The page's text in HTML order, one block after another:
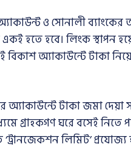
ও সোনালী
হতে হবে। লিংক স্থাপন
বিকাশ অ্যাকাউন্টে টাকা
টাকা জমা দেয়া
গ্রাহকগণ ঘরে বসেই নিতে
‘ট্রানজেকশন লিমিট’ প্রযোজ্য